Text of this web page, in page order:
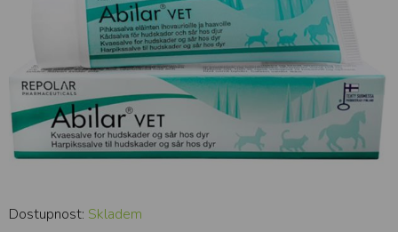
Dostupnost: Skladem